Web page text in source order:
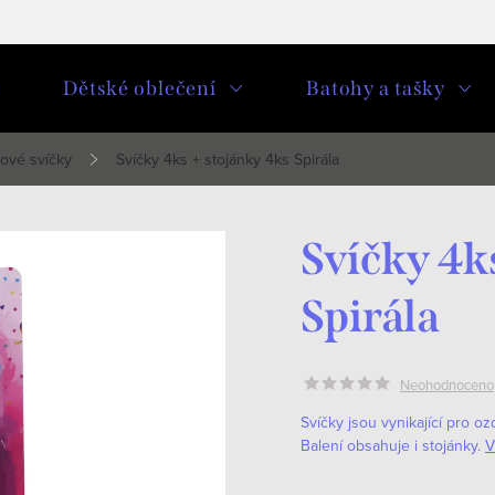
Dětské oblečení Batohy a tašky
svíčky Svíčky 4ks + stojánky 4ks Spirála
Svíčky
Spirála
Neohodnoceno
Svíčky jsou vynikající pro
Balení obsahuje i stojánky.